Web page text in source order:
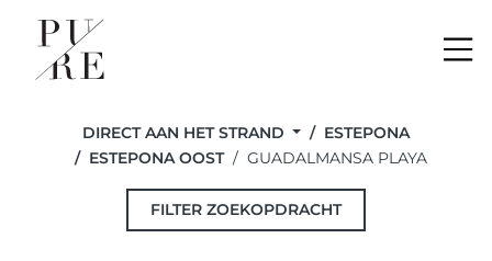
DIRECT AAN HET STRAND
ESTEPONA
ESTEPONA OOST
GUADALMANSA PLAYA
FILTER ZOEKOPDRACHT